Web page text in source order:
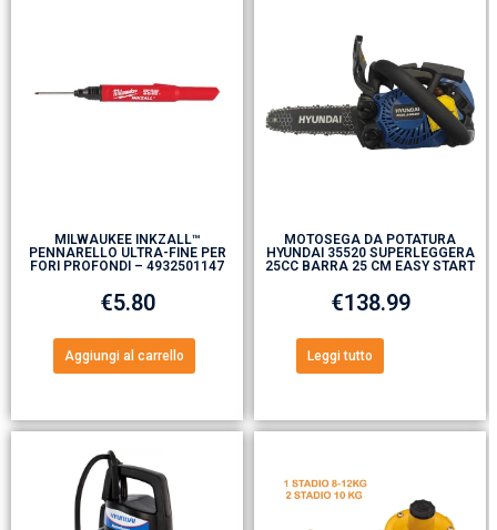
MILWAUKEE INKZALL™
PENNARELLO ULTRA-FINE PER
FORI PROFONDI – 4932501147
€5.80
Aggiungi al carrello
MOTOSEGA DA POTATURA
HYUNDAI 35520 SUPERLEGGERA
25CC BARRA 25 CM EASY START
€138.99
Leggi tutto